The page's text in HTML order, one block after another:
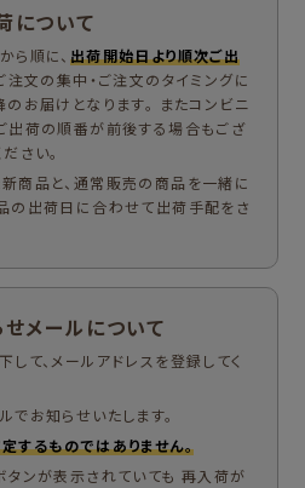
について
ら順に、 出荷開始日より順次ご出
注文の集中・ご注文のタイミングに
お届けとなります。 またコンビニ
出荷の順番が前後する場合もござ
さい。
商品と、通常販売の商品を一緒に
の出荷日に合わせて出荷手配をさ
メールについて
して、メールアドレスを登録してく
お知らせいたします。
するものではありません。
ンが表示されていても 再入荷が